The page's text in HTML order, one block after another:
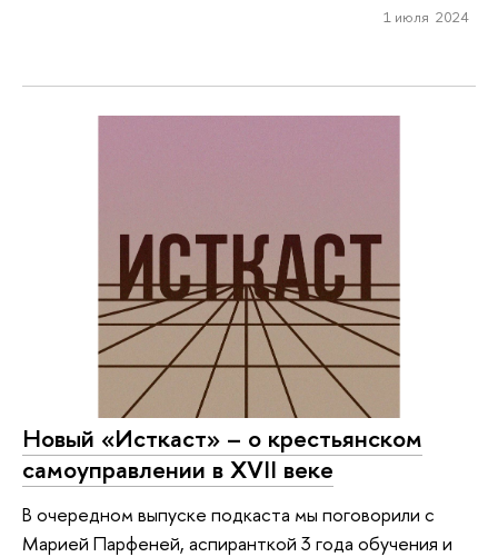
1 июля 2024
Новый «Исткаст» – о крестьянском
самоуправлении в XVII веке
В очередном выпуске подкаста мы поговорили с
Марией Парфеней, аспиранткой 3 года обучения и